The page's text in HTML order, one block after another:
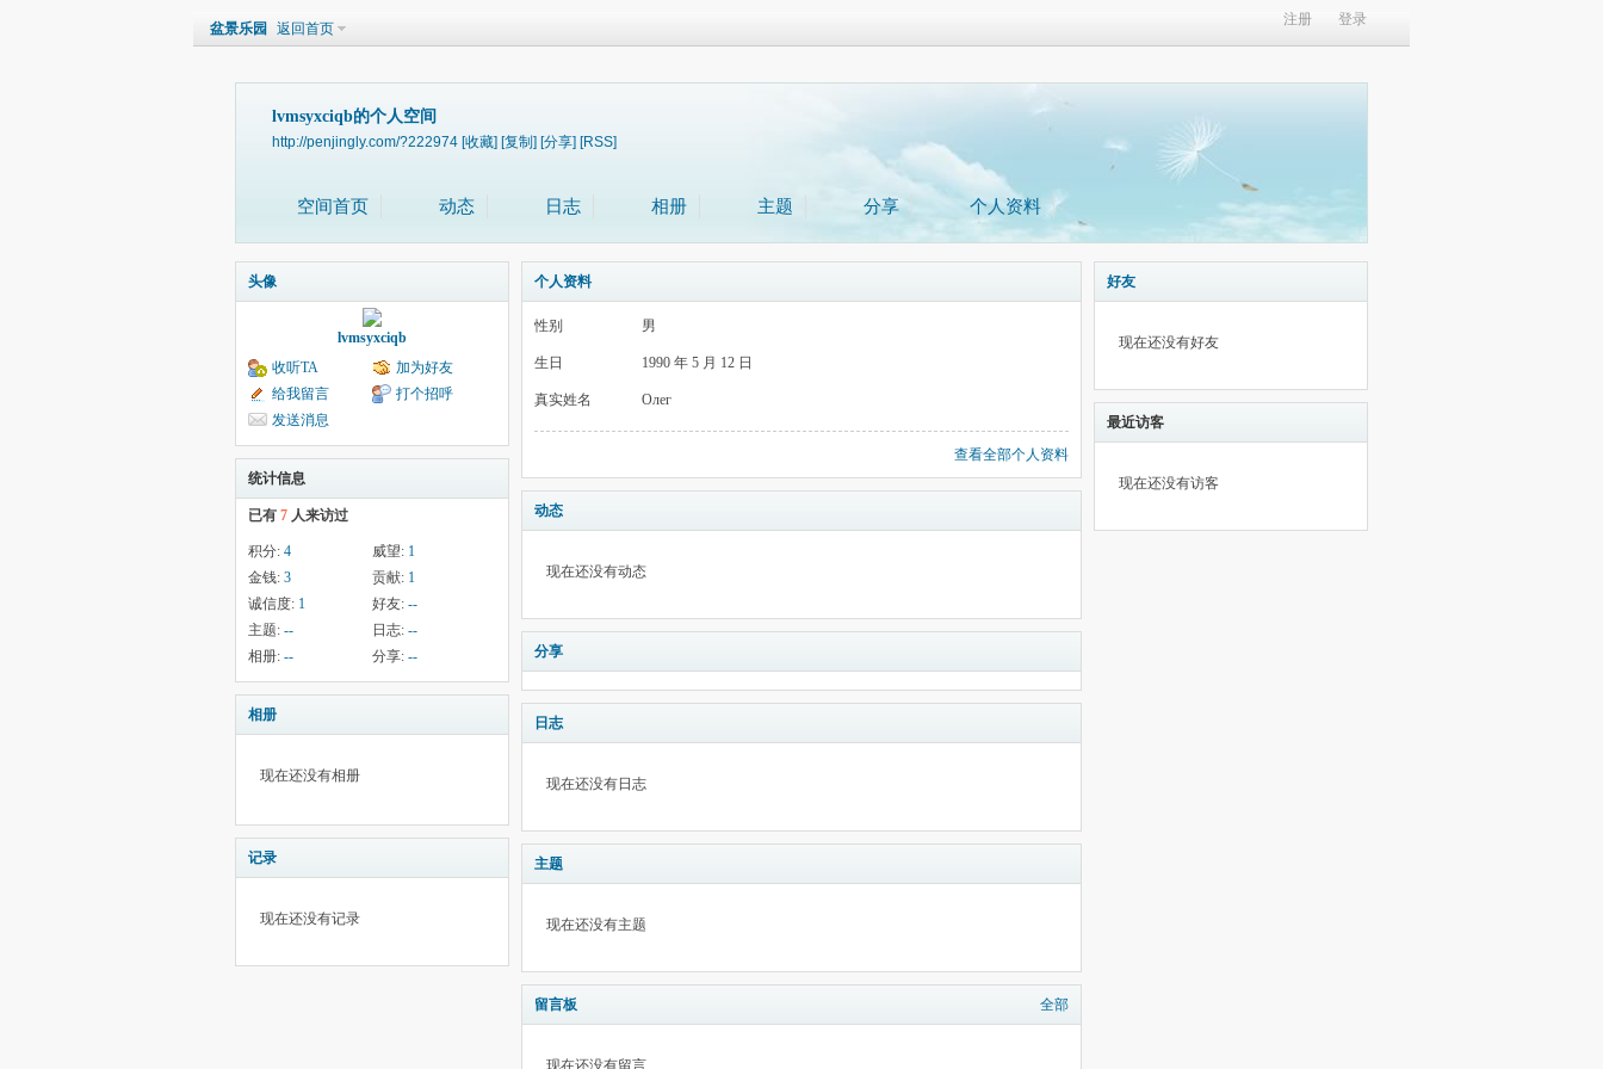
注册 登录
盆景乐园 返回首页
lvmsyxciqb的个人空间
http://penjingly.com/?222974 [收藏] [复制] [分享] [RSS]
空间首页 动态 日志 相册 主题 分享 个人资料
头像
lvmsyxciqb
收听TA
加为好友
给我留言
打个招呼
发送消息
统计信息
已有 7 人来访过
积分: 4 威望: 1
金钱: 3 贡献: 1
诚信度: 1 好友: --
主题: -- 日志: --
相册: -- 分享: --
相册
现在还没有相册
记录
现在还没有记录
个人资料
性别 男
生日 1990 年 5 月 12 日
真实姓名 Олег
查看全部个人资料
动态
现在还没有动态
分享
日志
现在还没有日志
主题
现在还没有主题
留言板 全部
现在还没有留言
好友
现在还没有好友
最近访客
现在还没有访客